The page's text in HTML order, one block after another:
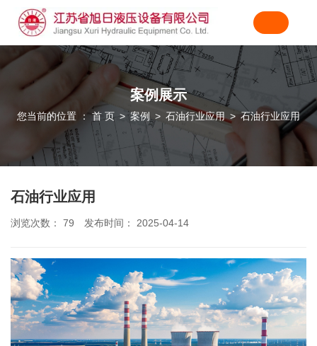
案例展示
您当前的位置 ： 首 页 >案例 > 石油行业应用 > 石油行业应用
石油行业应用
浏览次数： 79 发布时间： 2025-04-14